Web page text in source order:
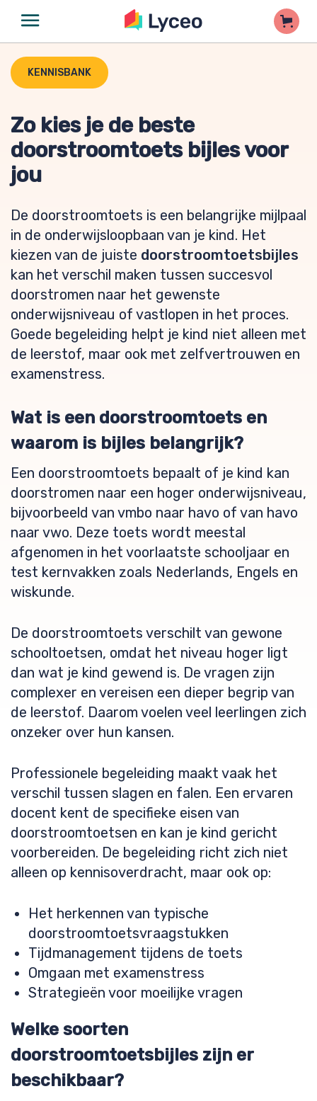
KENNISBANK
Zo kies je de beste
doorstroomtoets bijles voor
jou
De doorstroomtoets is een belangrijke mijlpaal
in de onderwijsloopbaan van je kind. Het
kiezen van de juiste doorstroomtoetsbijles
kan het verschil maken tussen succesvol
doorstromen naar het gewenste
onderwijsniveau of vastlopen in het proces.
Goede begeleiding helpt je kind niet alleen met
de leerstof, maar ook met zelfvertrouwen en
examenstress.
Wat is een doorstroomtoets en
waarom is bijles belangrijk?
Een doorstroomtoets bepaalt of je kind kan
doorstromen naar een hoger onderwijsniveau,
bijvoorbeeld van vmbo naar havo of van havo
naar vwo. Deze toets wordt meestal
afgenomen in het voorlaatste schooljaar en
test kernvakken zoals Nederlands, Engels en
wiskunde.
De doorstroomtoets verschilt van gewone
schooltoetsen, omdat het niveau hoger ligt
dan wat je kind gewend is. De vragen zijn
complexer en vereisen een dieper begrip van
de leerstof. Daarom voelen veel leerlingen zich
onzeker over hun kansen.
Professionele begeleiding maakt vaak het
verschil tussen slagen en falen. Een ervaren
docent kent de specifieke eisen van
doorstroomtoetsen en kan je kind gericht
voorbereiden. De begeleiding richt zich niet
alleen op kennisoverdracht, maar ook op:
Het herkennen van typische
doorstroomtoetsvraagstukken
Tijdmanagement tijdens de toets
Omgaan met examenstress
Strategieën voor moeilijke vragen
Welke soorten
doorstroomtoetsbijles zijn er
beschikbaar?